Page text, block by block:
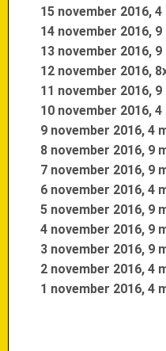
15 november 2016,
14 november 2016,
13 november 2016,
12 november 2016,
11 november 2016,
10 november 2016,
9 november 2016, 4
8 november 2016, 9
7 november 2016, 9
6 november 2016, 4
5 november 2016, 9
4 november 2016, 9
3 november 2016, 9
2 november 2016, 4
1 november 2016, 4